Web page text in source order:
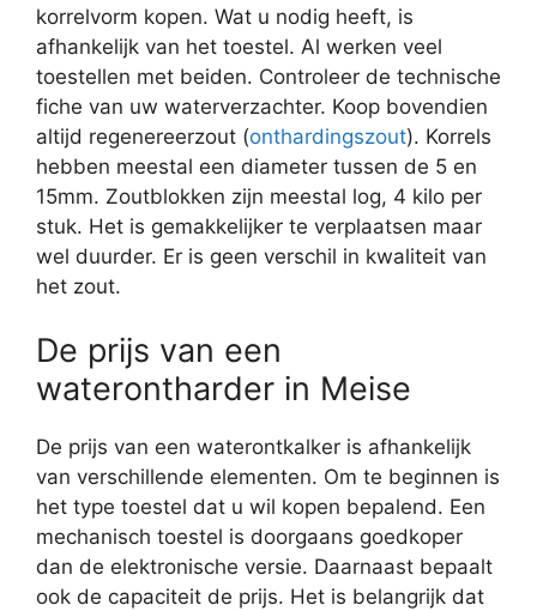
korrelvorm kopen. Wat u nodig heeft, is
afhankelijk van het toestel. Al werken veel
toestellen met beiden. Controleer de technische
fiche van uw waterverzachter. Koop bovendien
altijd regenereerzout (onthardingszout). Korrels
hebben meestal een diameter tussen de 5 en
15mm. Zoutblokken zijn meestal log, 4 kilo per
stuk. Het is gemakkelijker te verplaatsen maar
wel duurder. Er is geen verschil in kwaliteit van
het zout.
De prijs van een
waterontharder in Meise
De prijs van een waterontkalker is afhankelijk
van verschillende elementen. Om te beginnen is
het type toestel dat u wil kopen bepalend. Een
mechanisch toestel is doorgaans goedkoper
dan de elektronische versie. Daarnaast bepaalt
ook de capaciteit de prijs. Het is belangrijk dat